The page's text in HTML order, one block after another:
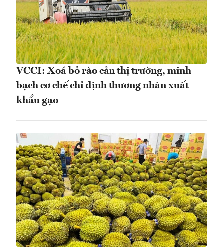
VCCI: Xoá bỏ rào cản thị trường, minh
bạch cơ chế chỉ định thương nhân xuất
khẩu gạo